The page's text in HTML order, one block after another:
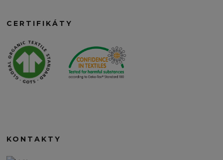
CERTIFIKÁTY
KONTAKTY